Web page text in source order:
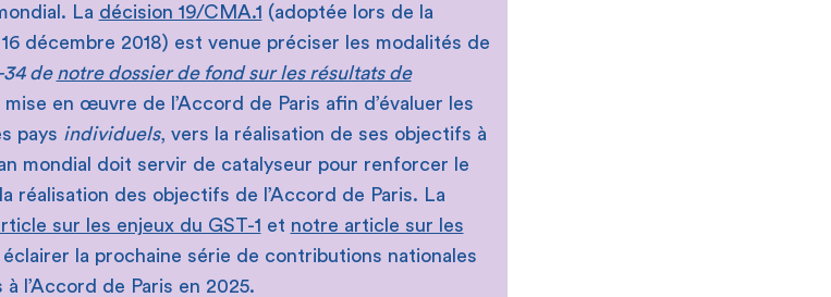
La décision 19/CMA.1 (adoptée lors de la
décembre 2018) est venue préciser les modalités de
de notre dossier de fond sur les résultats de
mise en œuvre de l’Accord de Paris afin d’évaluer les
pays individuels, vers la réalisation de ses objectifs à
mondial doit servir de catalyseur pour renforcer le
réalisation des objectifs de l’Accord de Paris. La
sur les enjeux du GST-1 et notre article sur les
la prochaine série de contributions nationales
l’Accord de Paris en 2025.